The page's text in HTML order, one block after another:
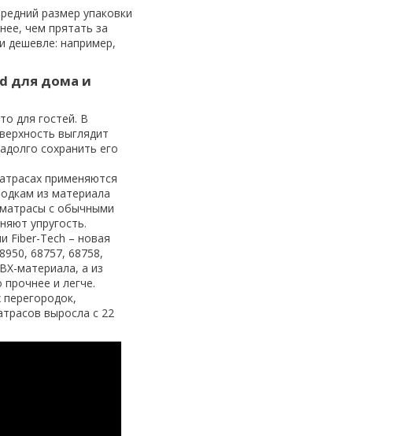
размер упаковки
чем прятать за
дешевле: например,
для дома и
для гостей. В
выглядит
сохранить его
применяются
из материала
с обычными
упругость.
Fiber-Tech – новая
68757, 68758,
материала, а из
и легче.
выросла с 22